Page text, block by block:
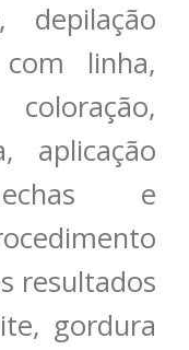
depilação
linha,
aplicação
e
resultados
gordura